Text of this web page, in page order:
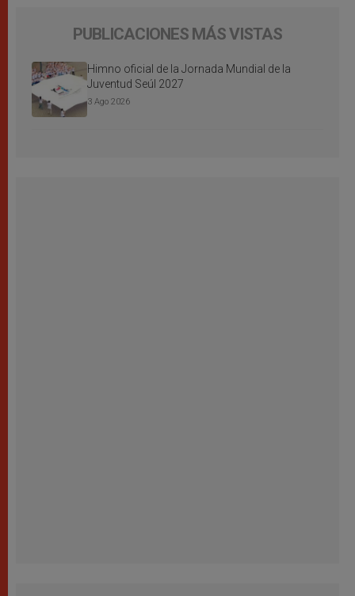
PUBLICACIONES MÁS VISTAS
Himno oficial de la Jornada Mundial de la
Juventud Seúl 2027
3 Ago 2026